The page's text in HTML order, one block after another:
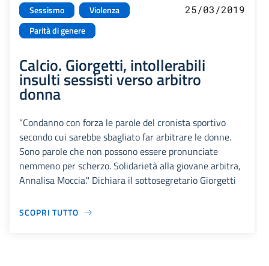
Sessismo
Violenza
Parità di genere
25/03/2019
Calcio. Giorgetti, intollerabili
insulti sessisti verso arbitro
donna
“Condanno con forza le parole del cronista sportivo
secondo cui sarebbe sbagliato far arbitrare le donne.
Sono parole che non possono essere pronunciate
nemmeno per scherzo. Solidarietà alla giovane arbitra,
Annalisa Moccia." Dichiara il sottosegretario Giorgetti
SCOPRI TUTTO